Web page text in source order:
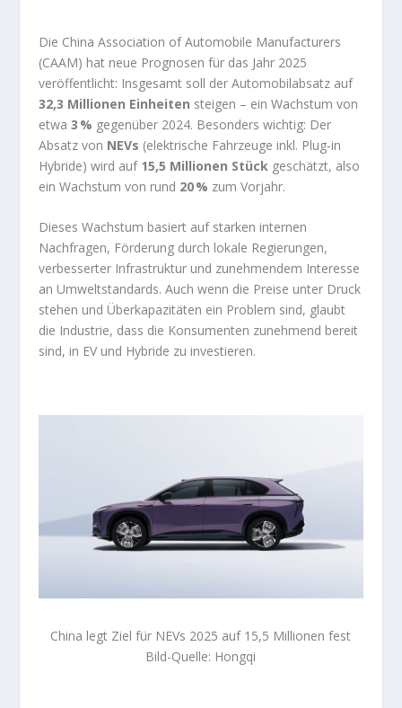
Die China Association of Automobile Manufacturers
(CAAM) hat neue Prognosen für das Jahr 2025
veröffentlicht: Insgesamt soll der Automobilabsatz auf
32,3 Millionen Einheiten steigen – ein Wachstum von
etwa 3 % gegenüber 2024. Besonders wichtig: Der
Absatz von NEVs (elektrische Fahrzeuge inkl. Plug‑in
Hybride) wird auf 15,5 Millionen Stückgeschätzt, also
ein Wachstum von rund 20 % zum Vorjahr.
Dieses Wachstum basiert auf starken internen
Nachfragen, Förderung durch lokale Regierungen,
verbesserter Infrastruktur und zunehmendem Interesse
an Umweltstandards. Auch wenn die Preise unter Druck
stehen und Überkapazitäten ein Problem sind, glaubt
die Industrie, dass die Konsumenten zunehmend bereit
sind, in EV und Hybride zu investieren.
China legt Ziel für NEVs 2025 auf 15,5 Millionen fest
Bild-Quelle: Hongqi